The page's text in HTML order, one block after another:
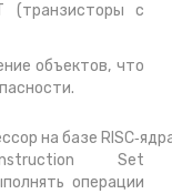
(транзисторы с
объектов, что
на базе
Set
операции